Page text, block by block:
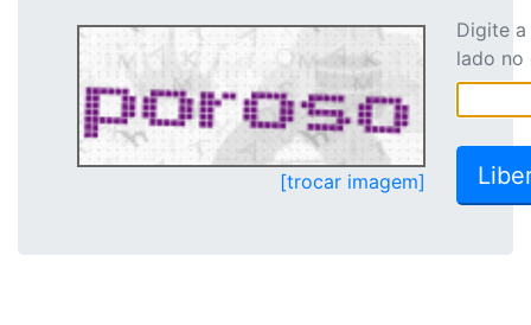
[trocar imagem]
Digite
lado no